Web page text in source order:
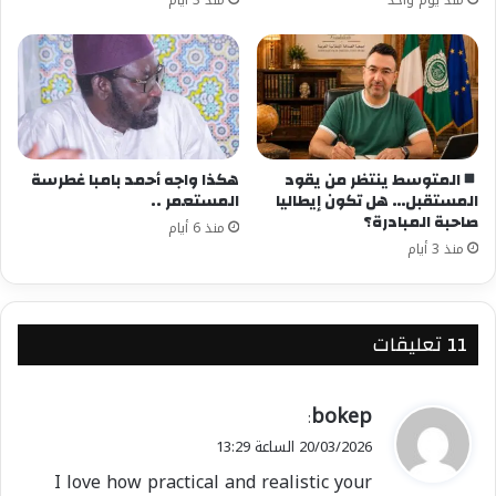
المتوسط ينتظر من يقود
المستقبل… هل تكون إيطاليا
صاحبة المبادرة؟
منذ 3 أيام
هكذا واجه أحمد بامبا غطرسة
المستعمر ..
منذ 6 أيام
‫11 تعليقات
ي
ق
ل
bokep
:
20/03/2026 الساعة 13:29
I love how practical and realistic your